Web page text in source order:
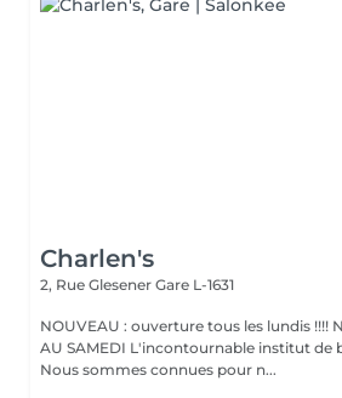
Charlen's
2, Rue Glesener Gare L-1631
NOUVEAU : ouverture tous les lundis !!!!
AU SAMEDI L'incontournable institut de beauté à Luxembourg.
Nous sommes connues pour n...